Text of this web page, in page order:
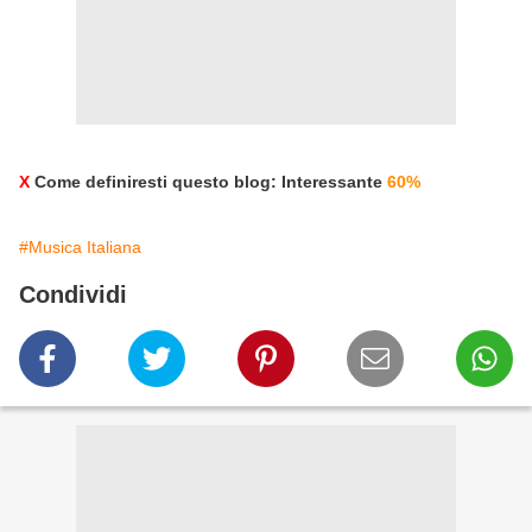
X Come definiresti questo blog: Interessante 60%
#Musica Italiana
Condividi